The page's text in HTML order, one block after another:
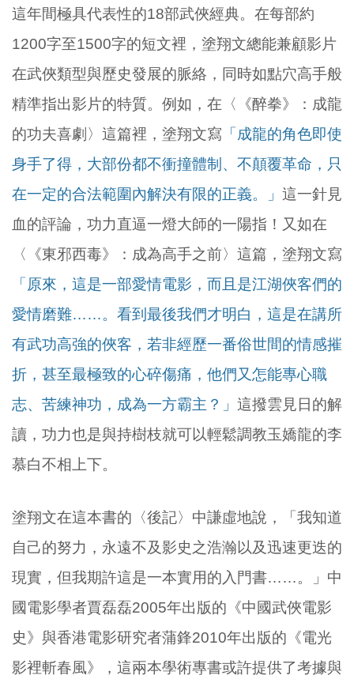
這年間極具代表性的18部武俠經典。在每部約
1200字至1500字的短文裡，塗翔文總能兼顧影片
在武俠類型與歷史發展的脈絡，同時如點穴高手般
精準指出影片的特質。例如，在〈《醉拳》：成龍
的功夫喜劇〉這篇裡，塗翔文寫 「成龍的角色即使
身手了得，大部份都不衝撞體制、不顛覆革命，只
在一定的合法範圍內解決有限的正義。」 這一針見
血的評論，功力直逼一燈大師的一陽指！又如在
〈《東邪西毒》：成為高手之前〉這篇，塗翔文寫
「原來，這是一部愛情電影，而且是江湖俠客們的
愛情磨難……。看到最後我們才明白，這是在講所
有武功高強的俠客，若非經歷一番俗世間的情感摧
折，甚至最極致的心碎傷痛，他們又怎能專心職
志、苦練神功，成為一方霸主？」 這撥雲見日的解
讀，功力也是與持樹枝就可以輕鬆調教玉嬌龍的李
慕白不相上下。
塗翔文在這本書的〈後記〉中謙虛地說，「我知道
自己的努力，永遠不及影史之浩瀚以及迅速更迭的
現實，但我期許這是一本實用的入門書……。」中
國電影學者賈磊磊2005年出版的《中國武俠電影
史》與香港電影研究者蒲鋒2010年出版的《電光
影裡斬春風》，這兩本學術專書或許提供了考據與